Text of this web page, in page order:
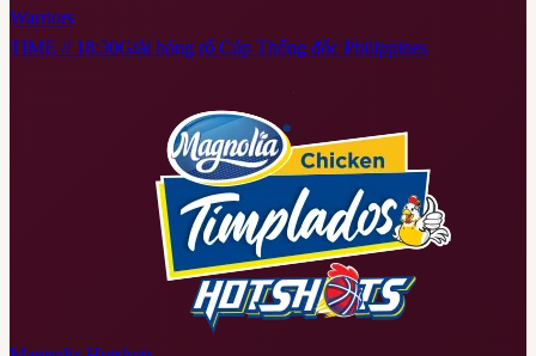
Warriors
TIME // 18:30Giải bóng rổ Cúp Thống đốc Philippines